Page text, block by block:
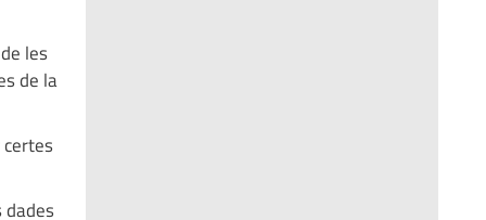
les
de la
dades